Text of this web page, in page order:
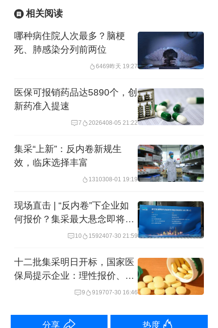
是怎么算出来的？
戴卫东：0.3%的费率是经过十年试点数
据测算得出的。长护险针对的是失能这
一小概率事件，失能率大约在3%左右，
这意味着它不是所有人都能享受到的保
障。正因为是小概率事件，费率才能维
持在一个较低水平。这个费率与工伤保
险的低风险行业缴费率相当，是最低的
社会保险费率之一，充分考虑了各方承
三问：那长护险的筹资会不会增加企业
戴卫东：这个问题要辩证看。从国际经
验看，德国和日本都是在经济不景气时
建立长护险的，它本身是应对社会危机
的制度安排，这说明这项制度本身就是
相关阅读
哪种病住院人次最多？脑梗
死、肺感染分列前两位
6469昨天 19:27
医保可报销药品达5890个，创
新药准入提速
7 2026408-05 21:22
集采“上新”：反内卷新规生
效，临床选择丰富
1310308-01 19:19
现场直击 | “反内卷”下企业如
何报价？集采最大悬念即将揭
10 1592407-30 21:59
十二批集采明日开标，国家医
保局提示企业：理性报价、量
9 919707-30 16:46
分享 热度